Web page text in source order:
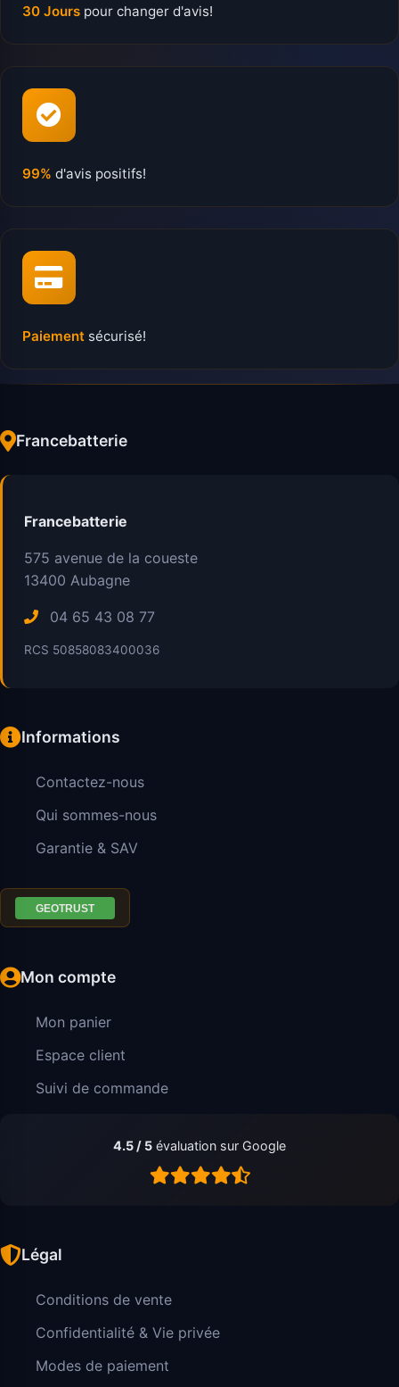
30 Jours pour changer d'avis!
99% d'avis positifs!
Paiement sécurisé!
Francebatterie
Francebatterie
575 avenue de la coueste
13400 Aubagne
04 65 43 08 77
RCS 50858083400036
Informations
Contactez-nous
Qui sommes-nous
Garantie & SAV
Mon compte
Mon panier
Espace client
Suivi de commande
4.5 / 5 évaluation sur Google
Légal
Conditions de vente
Confidentialité & Vie privée
Modes de paiement